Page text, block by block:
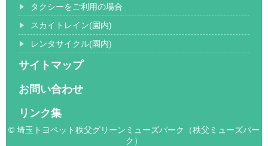
タクシーをご利用の場合
スカイトレイン(園内)
レンタサイクル(園内)
サイトマップ
お問い合わせ
リンク集
© 埼玉トヨペット秩父グリーンミューズパーク（秩父ミューズパー
ク）